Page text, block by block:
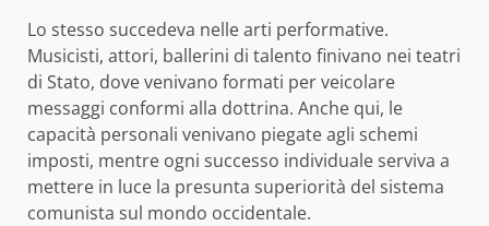
Lo stesso succedeva nelle arti performative.
Musicisti, attori, ballerini di talento finivano nei teatri
di Stato, dove venivano formati per veicolare
messaggi conformi alla dottrina. Anche qui, le
capacità personali venivano piegate agli schemi
imposti, mentre ogni successo individuale serviva a
mettere in luce la presunta superiorità del sistema
comunista sul mondo occidentale.